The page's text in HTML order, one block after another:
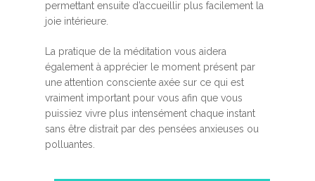
permettant ensuite d’accueillir plus facilement la
joie intérieure.
La pratique de la méditation vous aidera
également à apprécier le moment présent par
une attention consciente axée sur ce qui est
vraiment important pour vous afin que vous
puissiez vivre plus intensément chaque instant
sans être distrait par des pensées anxieuses ou
polluantes.